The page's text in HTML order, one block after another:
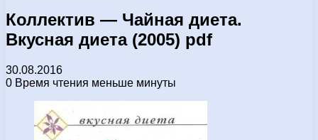
Коллектив — Чайная диета.
Вкусная диета (2005) pdf
30.08.2016
0 Время чтения меньше минуты